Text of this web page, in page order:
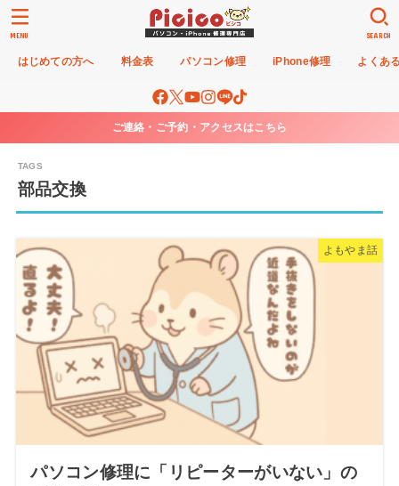
はじめての方へ 料金表 パソコン修理 iPhone修理 よくあ
SEARCH
MENU
ご連絡・ご予約・アクセスはこちら
部品交換
よもやま話
パソコン修理に「リピーターがいない」の